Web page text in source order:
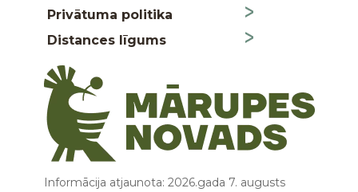
Privātuma politika
Distances līgums
Informācija atjaunota: 2026.gada 7. augusts